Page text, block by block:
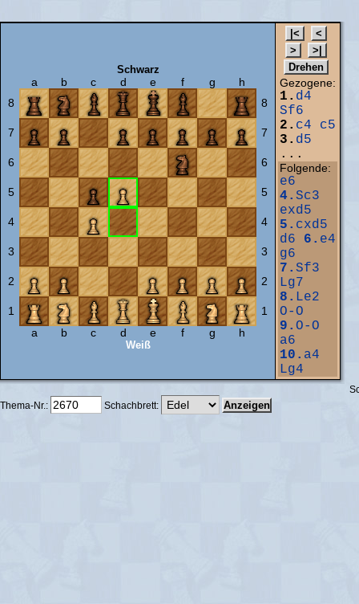
Schwarz
a b c d e f g
h
8
8
7 7
6 6
5 5
4 4
3 3
2 2
1
1
a
b c d e f g h
Weiß
Gezogene:
1. d4
Sf6
2. c4
c5
3. d5
...
Folgende:
e6
4. Sc3
exd5
5. cxd5
d6
6. e4
g6
7. Sf3
Lg7
8. Le2
O-O
9. O-O
a6
10. a4
Lg4
Thema-Nr.:
Schachbrett: